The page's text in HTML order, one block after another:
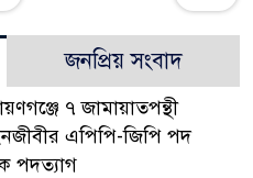
জনপ্রিয় সংবাদ
৭ জামায়াতপন্থী
এপিপি-জিপি পদ
পদত্যাগ